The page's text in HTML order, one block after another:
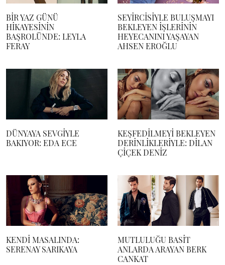
BİR YAZ GÜNÜ
HİKAYESİNİN
BAŞROLÜNDE: LEYLA
FERAY
SEYİRCİSİYLE BULUŞMAYI
BEKLEYEN İŞLERİNİN
HEYECANINI YAŞAYAN
AHSEN EROĞLU
DÜNYAYA SEVGİYLE
BAKIYOR: EDA ECE
KEŞFEDİLMEYİ BEKLEYEN
DERİNLİKLERİYLE: DİLAN
ÇİÇEK DENİZ
KENDİ MASALINDA:
SERENAY SARIKAYA
MUTLULUĞU BASİT
ANLARDA ARAYAN BERK
CANKAT